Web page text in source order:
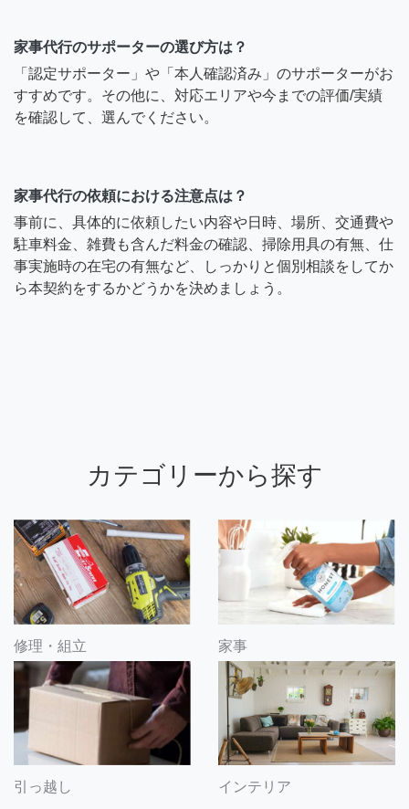
家事代行のサポーターの選び方は？
「認定サポーター」や「本人確認済み」のサポーターがお
すすめです。その他に、対応エリアや今までの評価/実績
を確認して、選んでください。
家事代行の依頼における注意点は？
事前に、具体的に依頼したい内容や日時、場所、交通費や
駐車料金、雑費も含んだ料金の確認、掃除用具の有無、仕
事実施時の在宅の有無など、しっかりと個別相談をしてか
ら本契約をするかどうかを決めましょう。
カテゴリーから探す
修理・組立 家事
引っ越し インテリア